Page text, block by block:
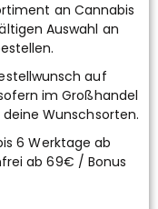
an Cannabis
Auswahl an
auf
im Großhandel
Wunschsorten.
6 Werktage ab
ab 69€ / Bonus